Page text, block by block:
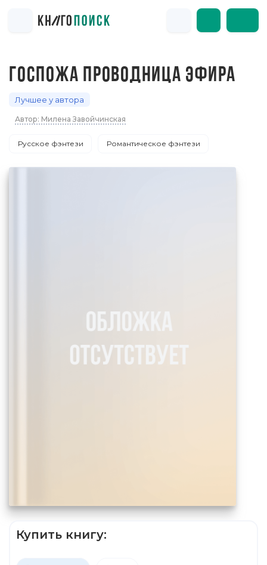
ГОСПОЖА ПРОВОДНИЦА ЭФИРА
Лучшее у автора
Автор: Милена Завойчинская
Русское фэнтези Романтическое фэнтези
Купить книгу: